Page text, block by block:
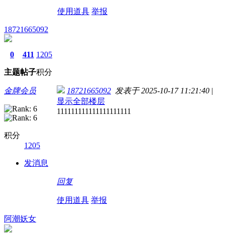
使用道具 举报
18721665092
0
主题
411
帖子
1205
积分
金牌会员
积分
1205
发消息
18721665092 发表于 2025-10-17 11:21:40 |
显示全部楼层
111111111111111111111
回复
使用道具 举报
阿潮妖女